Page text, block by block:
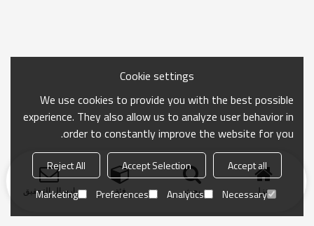
منزل بحث فئة ارسال التحقيق
Cookie settings
We use cookies to provide you with the best possible
experience. They also allow us to analyze user behavior in
order to constantly improve the website for you.
Accept all
Accept Selection
Reject All
Necessary
Analytics
Preferences
Marketing